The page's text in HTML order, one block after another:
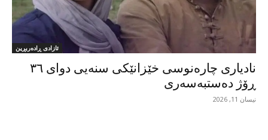
ئازادی ڕادەربڕین
نادیاری چارەنوسی خێزانێکی سنەیی دوای ٣٦
ڕۆژ دەستبەسەری
نیسان 11, 2026